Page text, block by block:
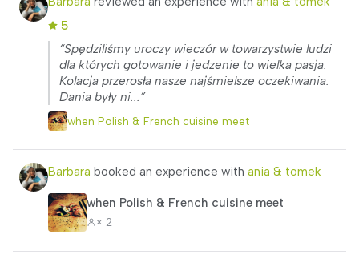
5
“Spędziliśmy uroczy wieczór w towarzystwie ludzi
dla których gotowanie i jedzenie to wielka pasja.
Kolacja przerosła nasze najśmielsze oczekiwania.
Dania były ni...”
when Polish & French cuisine meet
Barbara booked an experience with ania & tomek
when Polish & French cuisine meet
× 2